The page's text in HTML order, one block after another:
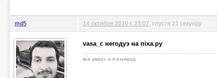
md5 14 октября 2010 г. 23:07 , спустя 21 секунду
vasa_c негодуэ на пiха.ру
все умрут, а я изумруд